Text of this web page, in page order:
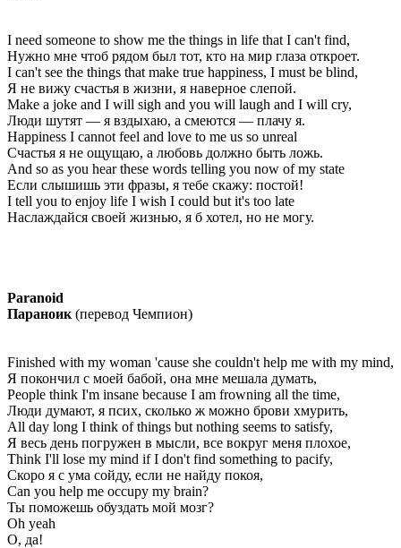
I need someone to show me the things in life that I can't find,
Нужно мне чтоб рядом был тот, кто на мир глаза откроет.
I can't see the things that make true happiness, I must be blind,
Я не вижу счастья в жизни, я наверное слепой.
Make a joke and I will sigh and you will laugh and I will cry,
Люди шутят — я вздыхаю, а смеются — плачу я.
Happiness I cannot feel and love to me us so unreal
Счастья я не ощущаю, а любовь должно быть ложь.
And so as you hear these words telling you now of my state
Если слышишь эти фразы, я тебе скажу: постой!
I tell you to enjoy life I wish I could but it's too late
Наслаждайся своей жизнью, я б хотел, но не могу.
Paranoid
Параноик (перевод Чемпион)
Finished with my woman 'cause she couldn't help me with my mind,
Я покончил с моей бабой, она мне мешала думать,
People think I'm insane because I am frowning all the time,
Люди думают, я псих, сколько ж можно брови хмурить,
All day long I think of things but nothing seems to satisfy,
Я весь день погружен в мысли, все вокруг меня плохое,
Think I'll lose my mind if I don't find something to pacify,
Скоро я с ума сойду, если не найду покоя,
Can you help me occupy my brain?
Ты поможешь обуздать мой мозг?
Oh yeah
О, да!